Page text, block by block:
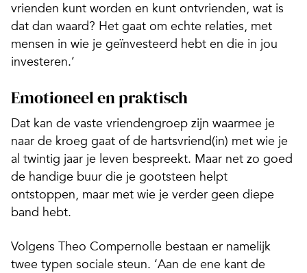
vrienden kunt worden en kunt ontvrienden, wat is
dat dan waard? Het gaat om echte relaties, met
mensen in wie je geïnvesteerd hebt en die in jou
investeren.’
Emotioneel en praktisch
Dat kan de vaste vriendengroep zijn waarmee je
naar de kroeg gaat of de hartsvriend(in) met wie je
al twintig jaar je leven bespreekt. Maar net zo goed
de handige buur die je gootsteen helpt
ontstoppen, maar met wie je verder geen diepe
band hebt.
Volgens Theo Compernolle bestaan er namelijk
twee typen sociale steun. ‘Aan de ene kant de